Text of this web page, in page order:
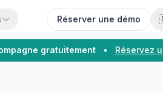
Réserver une démo
gratuitement • Réservez